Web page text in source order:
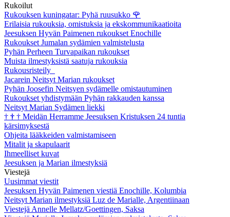
Rukoilut
Rukouksen kuningatar: Pyhä ruusukko 🌹
Erilaisia rukouksia, omistuksia ja ekskommunikaatioita
Jeesuksen Hyvän Paimenen rukoukset Enochille
Rukoukset Jumalan sydämien valmistelusta
Pyhän Perheen Turvapaikan rukoukset
Muista ilmestyksistä saatuja rukouksia
Rukousristeily
Jacarein Neitsyt Marian rukoukset
Pyhän Joosefin Neitsyen sydämelle omistautuminen
Rukoukset yhdistymään Pyhän rakkauden kanssa
Neitsyt Marian Sydämen liekki
† † † Meidän Herramme Jeesuksen Kristuksen 24 tuntia
kärsimyksestä
Ohjeita lääkkeiden valmistamiseen
Mitalit ja skapulaarit
Ihmeelliset kuvat
Jeesuksen ja Marian ilmestyksiä
Viestejä
Uusimmat viestit
Jeesuksen Hyvän Paimenen viestiä Enochille, Kolumbia
Neitsyt Marian ilmestyksiä Luz de Marialle, Argentiinaan
Viestejä Annelle Mellatz/Goettingen, Saksa